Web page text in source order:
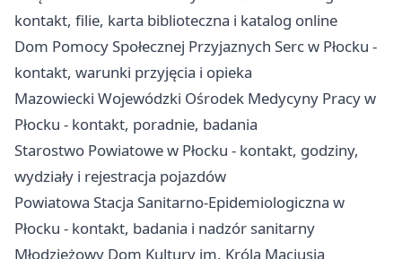
kontakt, filie, karta biblioteczna i katalog online
Dom Pomocy Społecznej Przyjaznych Serc w Płocku -
kontakt, warunki przyjęcia i opieka
Mazowiecki Wojewódzki Ośrodek Medycyny Pracy w
Płocku - kontakt, poradnie, badania
Starostwo Powiatowe w Płocku - kontakt, godziny,
wydziały i rejestracja pojazdów
Powiatowa Stacja Sanitarno-Epidemiologiczna w
Płocku - kontakt, badania i nadzór sanitarny
Młodzieżowy Dom Kultury im. Króla Maciusia